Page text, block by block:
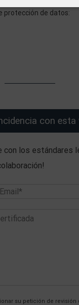
protección de datos:
con esta
los
su petición de